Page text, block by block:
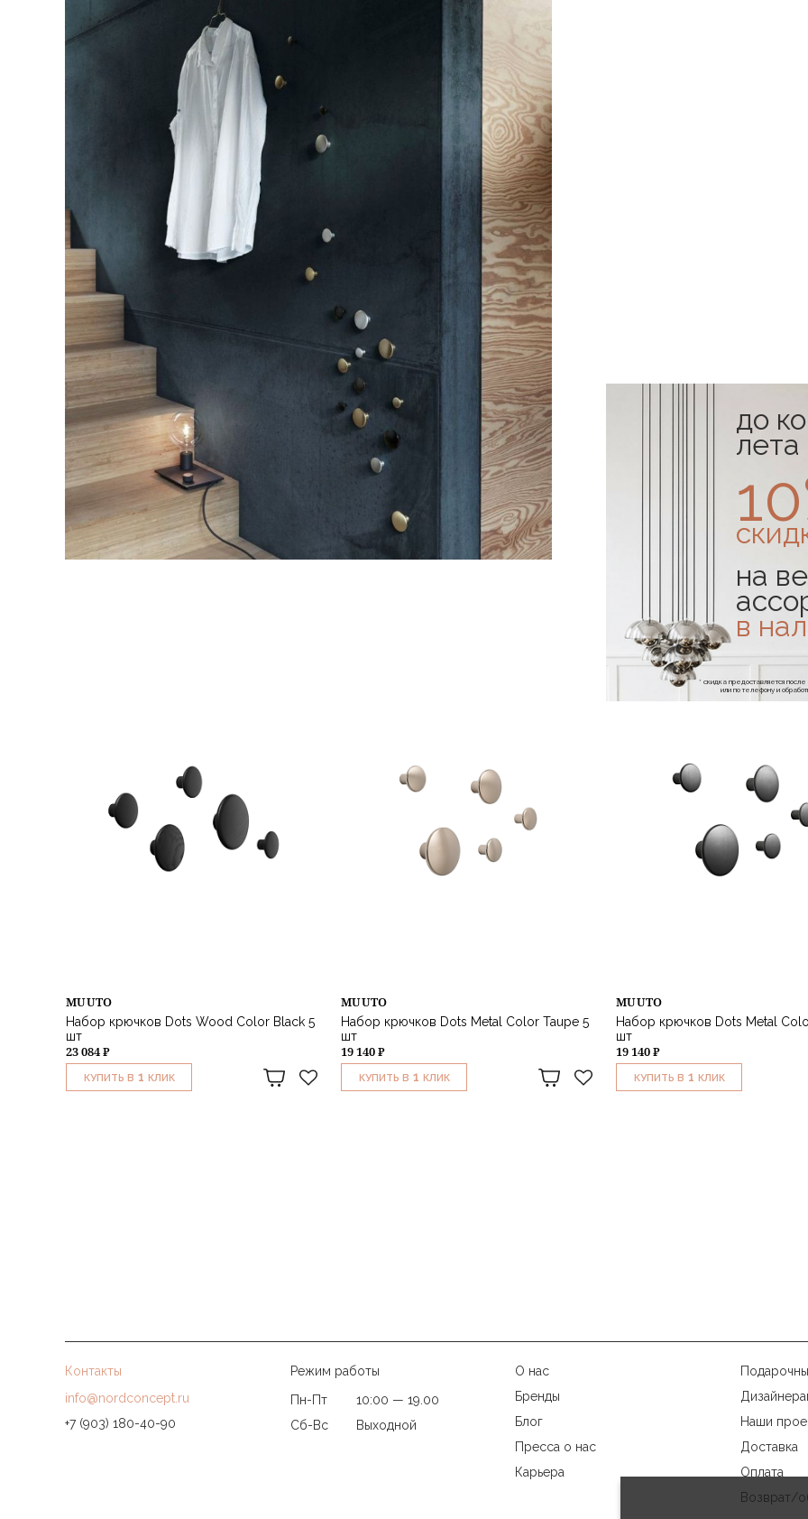
MUUTO
Набор крючков Dots Wood Color Black 5
шт
23 084 ₽
КУПИТЬ В 1 КЛИК
MUUTO
Набор крючков Dots Metal Color Taupe 5
шт
19 140 ₽
КУПИТЬ В 1 КЛИК
MUUTO
Набор крючков Dots Metal
шт
19 140 ₽
КУПИТЬ В 1 КЛИК
до
лета
на
в
* скидка предоставляется
или по телефону и
Контакты
info@nordconcept.ru
+7 (903) 180-40-90
Режим работы
Пн-Пт
10:00 — 19.00
Сб-Вс
Выходной
О нас
Бренды
Блог
Наши
Пресса о нас
Доставка
Карьера
Оплата
Возврат/